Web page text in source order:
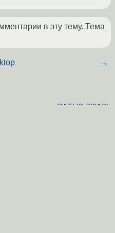
в эту тему. Тема
→
прописать PATH? (2018)